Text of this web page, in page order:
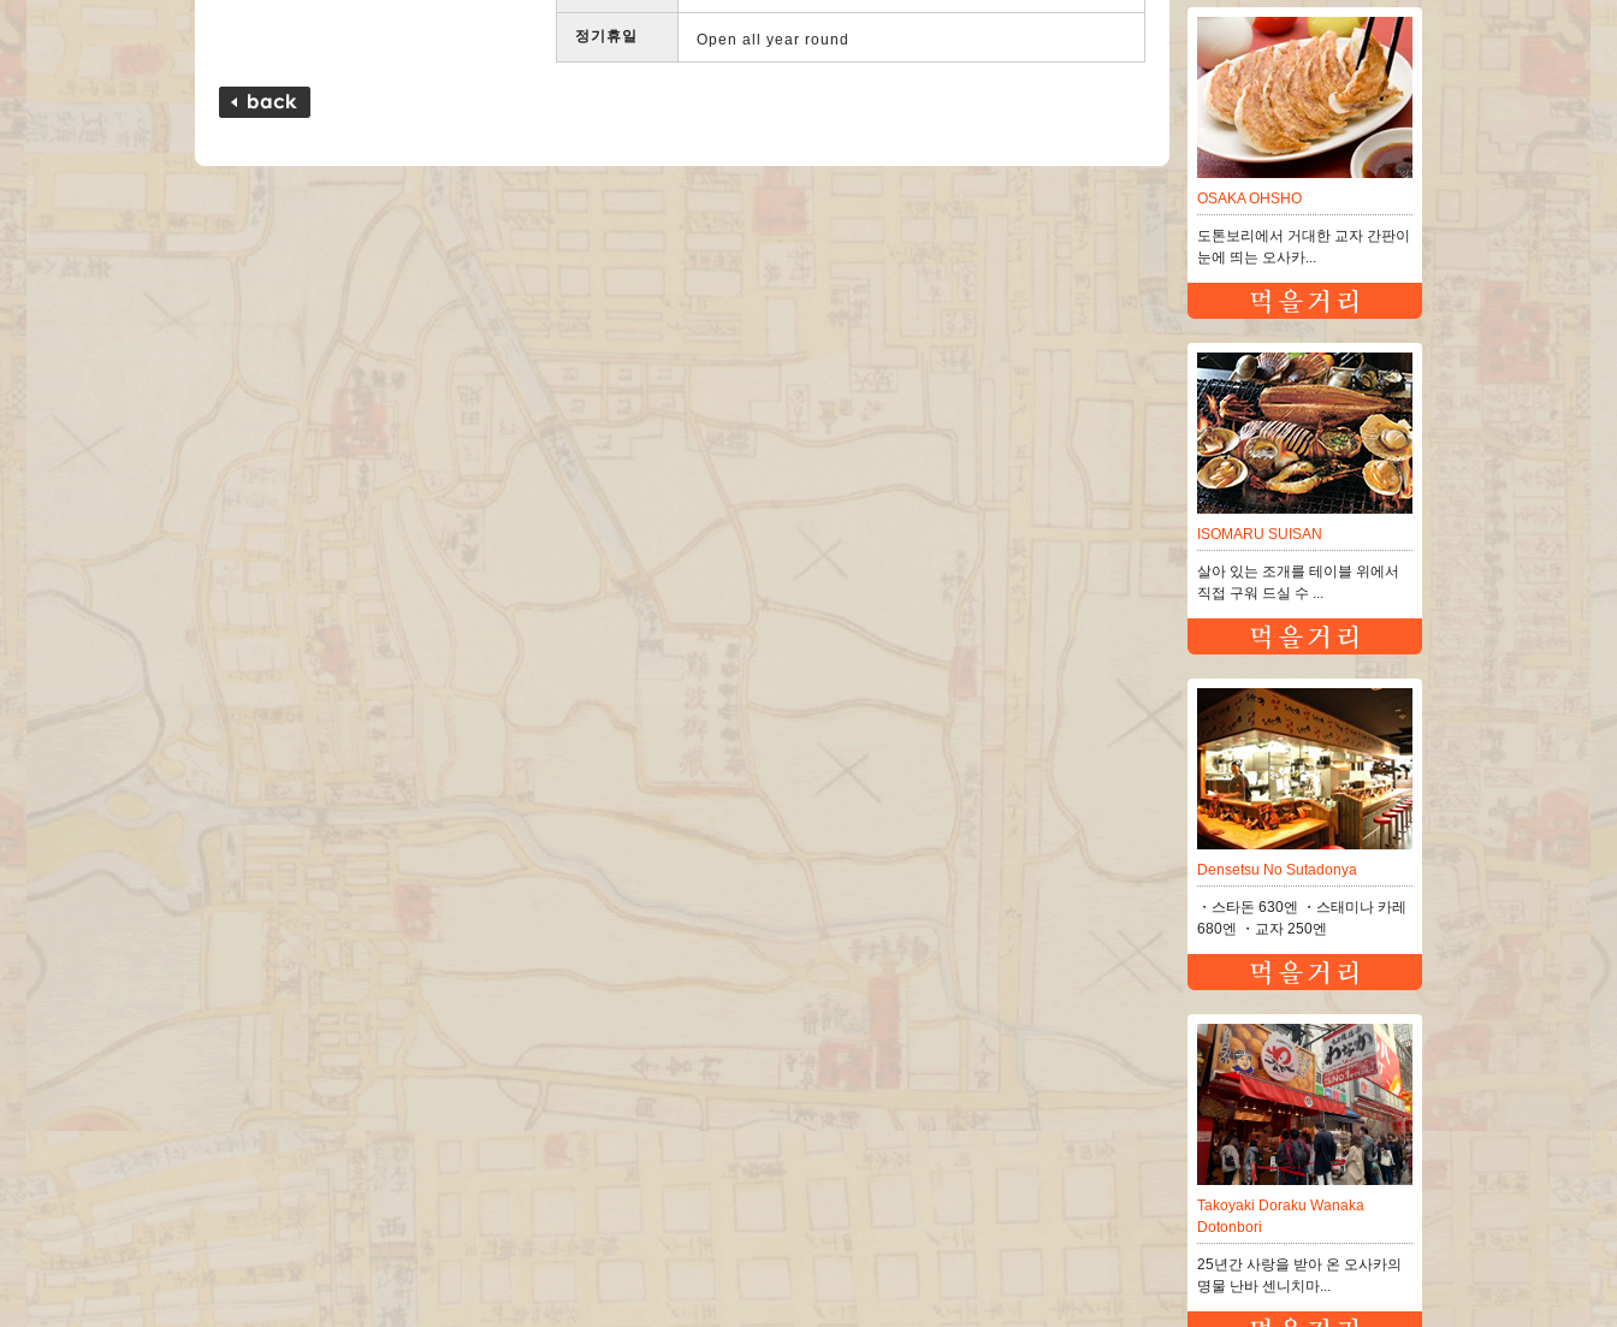
정기휴일 Open all year round
OSAKA OHSHO
도톤보리에서 거대한 교자 간판이
눈에 띄는 오사카...
ISOMARU SUISAN
살아 있는 조개를 테이블 위에서
직접 구워 드실 수 ...
Densetsu No Sutadonya
・스타돈 630엔 ・스태미나 카레
680엔 ・교자 250엔
Takoyaki Doraku Wanaka
Dotonbori
25년간 사랑을 받아 온 오사카의
명물 난바 센니치마...